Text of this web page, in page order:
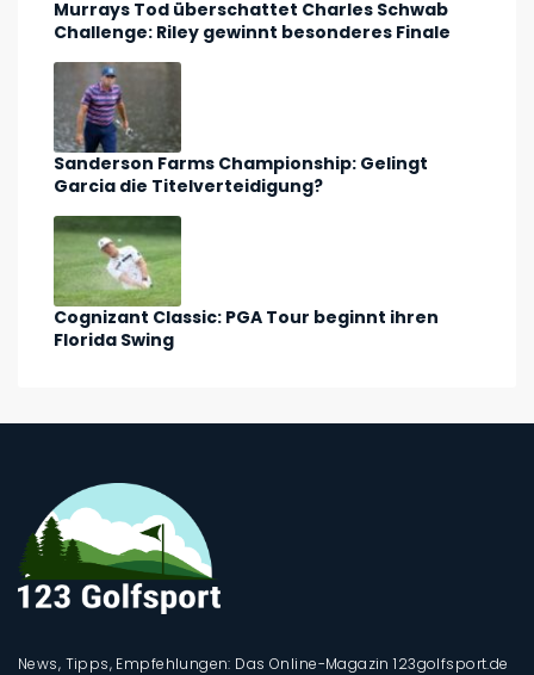
Murrays Tod überschattet Charles Schwab
Challenge: Riley gewinnt besonderes Finale
Sanderson Farms Championship: Gelingt
Garcia die Titelverteidigung?
Cognizant Classic: PGA Tour beginnt ihren
Florida Swing
News, Tipps, Empfehlungen: Das Online-Magazin 123golfsport.de